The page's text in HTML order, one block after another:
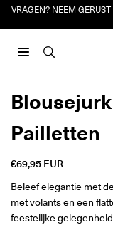
VRAGEN? NEEM
Pailletten
Reguliere
prijs
€69,95 EUR
Beleef elegantie met
met volants en een
feestelijke